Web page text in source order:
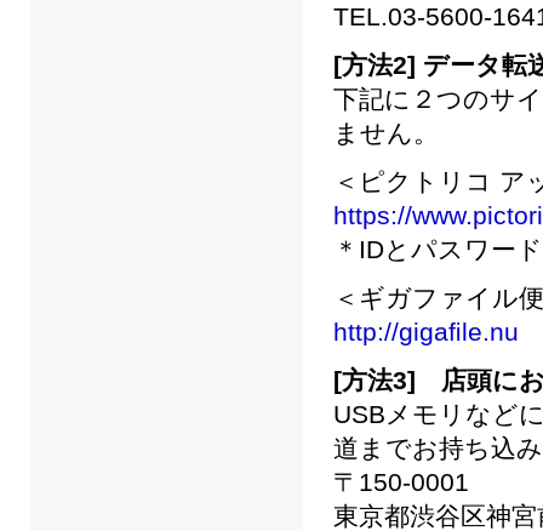
TEL.03-5600-
[方法2] データ転
下記に２つのサ
ません。
＜ピクトリコ ア
https://
＊IDとパスワー
＜ギガファイル
http://gigaﬁle.nu
[方法3] 店頭に
USBメモリなど
道までお持ち込
〒150-0001
東京都渋谷区神